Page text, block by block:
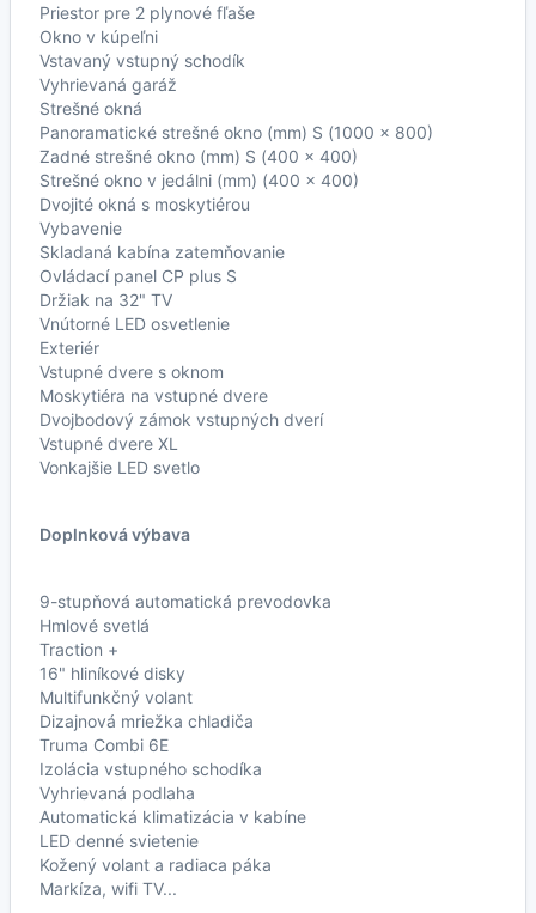
Priestor pre 2 plynové fľaše
Okno v kúpeľni
Vstavaný vstupný schodík
Vyhrievaná garáž
Strešné okná
Panoramatické strešné okno (mm) S (1000 x 800)
Zadné strešné okno (mm) S (400 x 400)
Strešné okno v jedálni (mm) (400 x 400)
Dvojité okná s moskytiérou
Vybavenie
Skladaná kabína zatemňovanie
Ovládací panel CP plus S
Držiak na 32" TV
Vnútorné LED osvetlenie
Exteriér
Vstupné dvere s oknom
Moskytiéra na vstupné dvere
Dvojbodový zámok vstupných dverí
Vstupné dvere XL
Vonkajšie LED svetlo
Doplnková výbava
9-stupňová automatická prevodovka
Hmlové svetlá
Traction +
16" hliníkové disky
Multifunkčný volant
Dizajnová mriežka chladiča
Truma Combi 6E
Izolácia vstupného schodíka
Vyhrievaná podlaha
Automatická klimatizácia v kabíne
LED denné svietenie
Kožený volant a radiaca páka
Markíza, wifi TV...